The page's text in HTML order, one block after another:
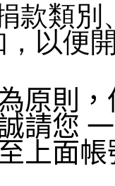
款類
以便
原則
請您
上面